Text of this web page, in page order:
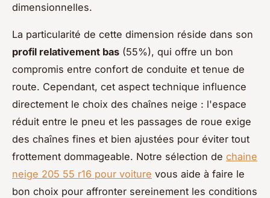
dimensionnelles.
La particularité de cette dimension réside dans son
profil relativement bas (55%), qui offre un bon
compromis entre confort de conduite et tenue de
route. Cependant, cet aspect technique influence
directement le choix des chaînes neige : l'espace
réduit entre le pneu et les passages de roue exige
des chaînes fines et bien ajustées pour éviter tout
frottement dommageable. Notre sélection de chaine
neige 205 55 r16 pour voiture vous aide à faire le
bon choix pour affronter sereinement les conditions